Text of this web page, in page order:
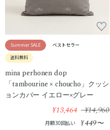
Summer SALE
ベストセラー
送料無料
mina perhonen dop
「tambourine × choucho」クッシ
ョンカバー イエロー×グレー
¥13,464 ¥14,960
月額30回払い ¥449〜